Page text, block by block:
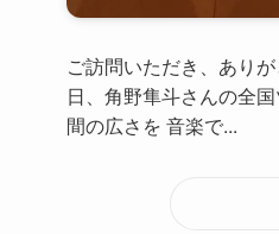
ご訪問いただき、あり
日、角野隼斗さんの全
間の広さを 音楽で...